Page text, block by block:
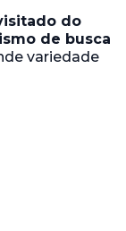
do
de busca
variedade